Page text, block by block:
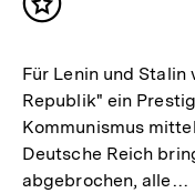
Inhalt
Für Lenin und
Republik" ein
Kommunismus
Deutsche Reich
abgebrochen, alle…